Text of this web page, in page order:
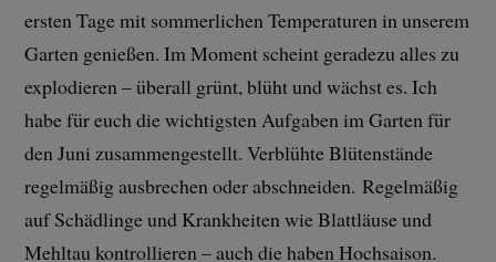
ersten Tage mit sommerlichen Temperaturen in unserem
Garten genießen. Im Moment scheint geradezu alles zu
explodieren – überall grünt, blüht und wächst es. Ich
habe für euch die wichtigsten Aufgaben im Garten für
den Juni zusammengestellt. Verblühte Blütenstände
regelmäßig ausbrechen oder abschneiden. Regelmäßig
auf Schädlinge und Krankheiten wie Blattläuse und
Mehltau kontrollieren – auch die haben Hochsaison.